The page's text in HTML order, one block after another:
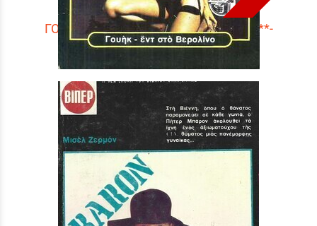
ΓΟΥΗΚ-ΕΝΤ ΣΤΟ ΒΕΡΟΛΙΝΟ ΝΟ 1623***-
Τιμή: 3,90 €